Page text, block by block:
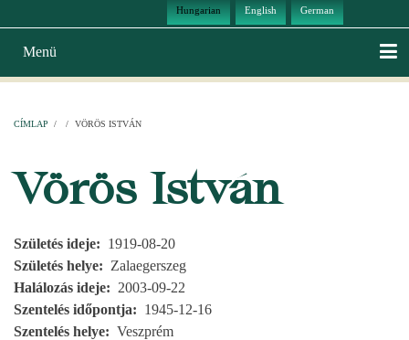
Hungarian English German
Main
navigation
Menü
CÍMLAP / / VÖRÖS ISTVÁN
Vörös István
Születés ideje
1919-08-20
Születés helye
Zalaegerszeg
Halálozás ideje
2003-09-22
Szentelés időpontja
1945-12-16
Szentelés helye
Veszprém